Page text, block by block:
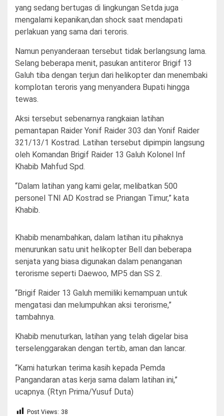
yang sedang bertugas di lingkungan Setda juga
mengalami kepanikan,dan shock saat mendapati
perlakuan yang sama dari teroris.
Namun penyanderaan tersebut tidak berlangsung lama.
Selang beberapa menit, pasukan antiteror Brigif 13
Galuh tiba dengan terjun dari helikopter dan menembaki
komplotan teroris yang menyandera Bupati hingga
tewas.
Aksi tersebut sebenarnya rangkaian latihan
pemantapan Raider Yonif Raider 303 dan Yonif Raider
321/13/1 Kostrad. Latihan tersebut dipimpin langsung
oleh Komandan Brigif Raider 13 Galuh Kolonel Inf
Khabib Mahfud Spd.
“Dalam latihan yang kami gelar, melibatkan 500
personel TNI AD Kostrad se Priangan Timur,” kata
Khabib.
Khabib menambahkan, dalam latihan itu pihaknya
menurunkan satu unit helikopter Bell dan beberapa
senjata yang biasa digunakan dalam penanganan
terorisme seperti Daewoo, MP5 dan SS 2.
“Brigif Raider 13 Galuh memiliki kemampuan untuk
mengatasi dan melumpuhkan aksi terorisme,”
tambahnya.
Khabib menuturkan, latihan yang telah digelar bisa
terselenggarakan dengan tertib, aman dan lancar.
“Kami haturkan terima kasih kepada Pemda
Pangandaran atas kerja sama dalam latihan ini,”
ucapnya. (Rtyn Prima/Yusuf Duta)
Post Views: 38